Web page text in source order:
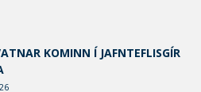
KOMINN Í JAFNTEFLISGÍR